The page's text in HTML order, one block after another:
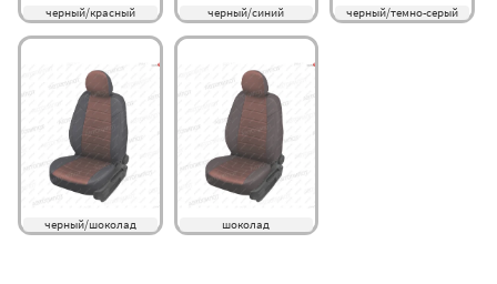
черный/красный черный/синий черный/темно-серый
черный/шоколад шоколад